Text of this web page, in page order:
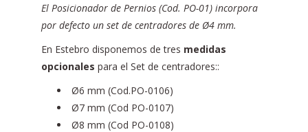
El Posicionador de Pernios (Cod. PO-01) incorpora
por defecto un set de centradores de Ø4 mm.
En Estebro disponemos de tres medidas
opcionales para el Set de centradores::
Ø6 mm (Cod.PO-0106)
Ø7 mm (Cod PO-0107)
Ø8 mm (Cod PO-0108)